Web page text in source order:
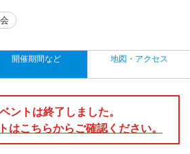
開催期間など 地図・アクセス
ントは終了しました。
はこちらからご確認ください。